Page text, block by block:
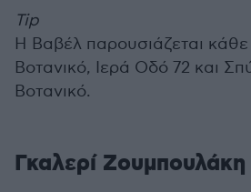
Tip
Η Βαβέλ παρουσιάζεται
Βοτανικό, Ιερά Οδό 72 και
Βοτανικό.
Γκαλερί Ζουμπουλάκη